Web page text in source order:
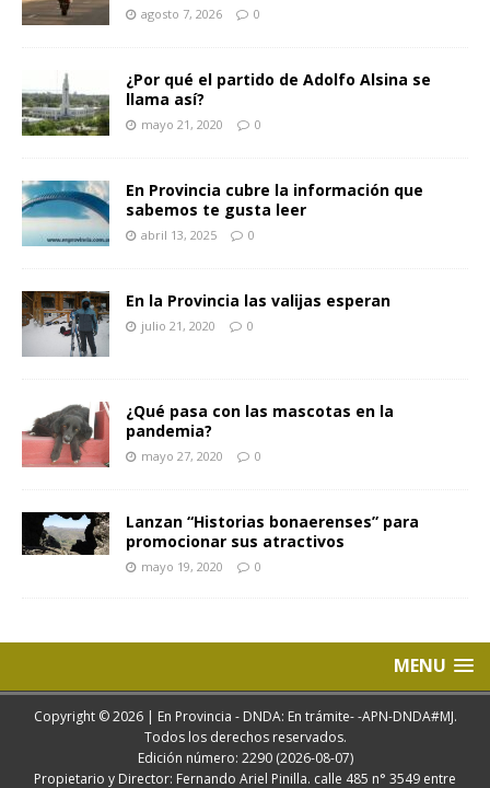
agosto 7, 2026 0
¿Por qué el partido de Adolfo Alsina se
llama así?
mayo 21, 2020 0
En Provincia cubre la información que
sabemos te gusta leer
abril 13, 2025 0
En la Provincia las valijas esperan
julio 21, 2020 0
¿Qué pasa con las mascotas en la
pandemia?
mayo 27, 2020 0
Lanzan “Historias bonaerenses” para
promocionar sus atractivos
mayo 19, 2020 0
MENU
Copyright © 2026 | En Provincia - DNDA: En trámite- -APN-DNDA#MJ.
Todos los derechos reservados.
Edición número: 2290 (2026-08-07)
Propietario y Director: Fernando Ariel Pinilla. calle 485 n° 3549 entre